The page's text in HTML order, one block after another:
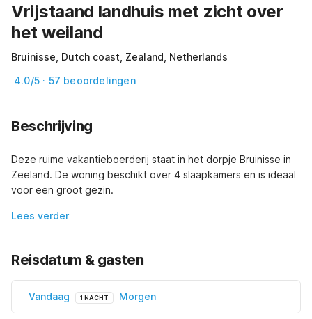
Vrijstaand landhuis met zicht over
het weiland
Bruinisse, Dutch coast, Zealand, Netherlands
4.0/5 · 57 beoordelingen
Beschrijving
Deze ruime vakantieboerderij staat in het dorpje Bruinisse in
Zeeland. De woning beschikt over 4 slaapkamers en is ideaal
voor een groot gezin.
Lees verder
Reisdatum & gasten
Vandaag 1 NACHT Morgen